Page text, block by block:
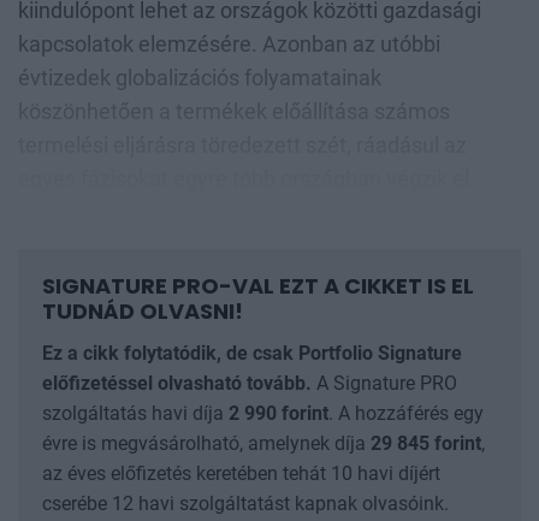
kiindulópont lehet az országok közötti gazdasági
kapcsolatok elemzésére. Azonban az utóbbi
évtizedek globalizációs folyamatainak
SIGNATURE PRO-VAL EZT A CIKKET IS EL
TUDNÁD OLVASNI!
Ez a cikk folytatódik, de csak Portfolio Signature
előfizetéssel olvasható tovább. A Signature PRO
szolgáltatás havi díja 2 990 forint. A hozzáférés egy
évre is megvásárolható, amelynek díja 29 845 forint,
az éves előfizetés keretében tehát 10 havi díjért
cserébe 12 havi szolgáltatást kapnak olvasóink.